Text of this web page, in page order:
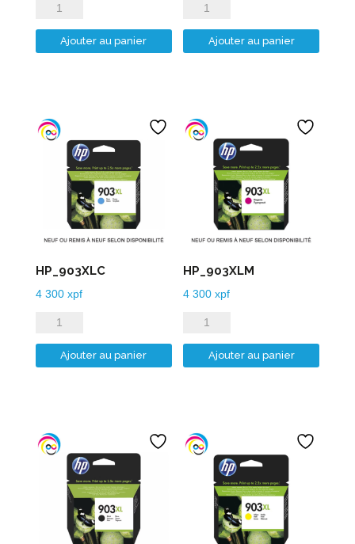
quantité
de
HP_62XLB
Ajouter au panier
quantité
de
HP_62XLCoul
Ajouter au panier
HP_903XLC
4 300 xpf
quantité
de
HP_903XLC
Ajouter au panier
HP_903XLM
4 300xpf
quantité
de
HP_903XLM
Ajouter au panier